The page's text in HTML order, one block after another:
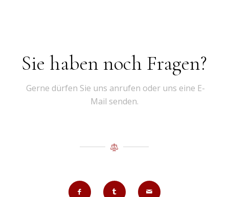
Sie haben noch Fragen?
Gerne dürfen Sie uns anrufen oder uns eine E-
Mail senden.